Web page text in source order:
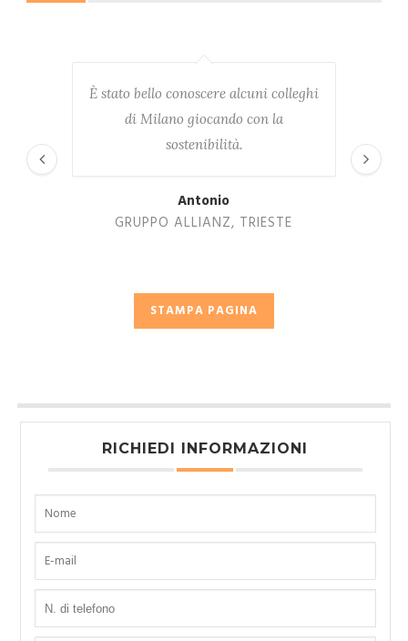
È stato bello conoscere alcuni colleghi
di Milano giocando con la
sostenibilità.
Antonio
GRUPPO ALLIANZ, TRIESTE
STAMPA PAGINA
RICHIEDI INFORMAZIONI